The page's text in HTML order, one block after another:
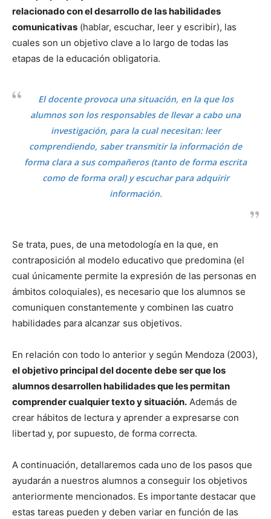
relacionado con el desarrollo de las habilidades
comunicativas (hablar, escuchar, leer y escribir), las
cuales son un objetivo clave a lo largo de todas las
etapas de la educación obligatoria.
El docente provoca una situación, en la que los
alumnos son los responsables de llevar a cabo una
investigación, para la cual necesitan: leer
comprendiendo, saber transmitir la información de
forma clara a sus compañeros (tanto de forma escrita
como de forma oral) y escuchar para adquirir
información.
Se trata, pues, de una metodología en la que, en
contraposición al modelo educativo que predomina (el
cual únicamente permite la expresión de las personas en
ámbitos coloquiales), es necesario que los alumnos se
comuniquen constantemente y combinen las cuatro
habilidades para alcanzar sus objetivos.
En relación con todo lo anterior y según Mendoza (2003),
el objetivo principal del docente debe ser que los
alumnos desarrollen habilidades que les permitan
comprender cualquier texto y situación. Además de
crear hábitos de lectura y aprender a expresarse con
libertad y, por supuesto, de forma correcta.
A continuación, detallaremos cada uno de los pasos que
ayudarán a nuestros alumnos a conseguir los objetivos
anteriormente mencionados. Es importante destacar que
estas tareas pueden y deben variar en función de las